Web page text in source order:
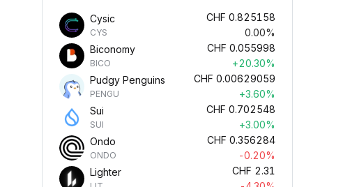
Cysic
CYS
CHF 0.825158
0.00%
Biconomy
BICO
CHF 0.055998
+20.30%
Pudgy Penguins
PENGU
CHF 0.00629059
+3.60%
Sui
SUI
CHF 0.702548
+3.00%
Ondo
ONDO
CHF 0.356284
-0.20%
Lighter
CHF 2.31